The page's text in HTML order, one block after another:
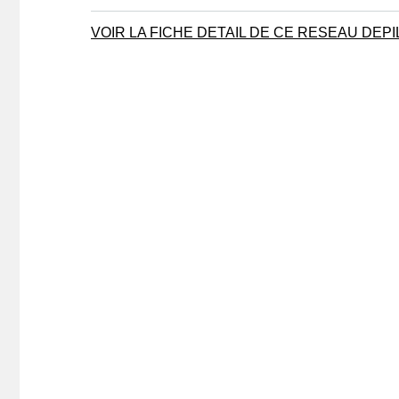
VOIR LA FICHE DETAIL DE CE RESEAU